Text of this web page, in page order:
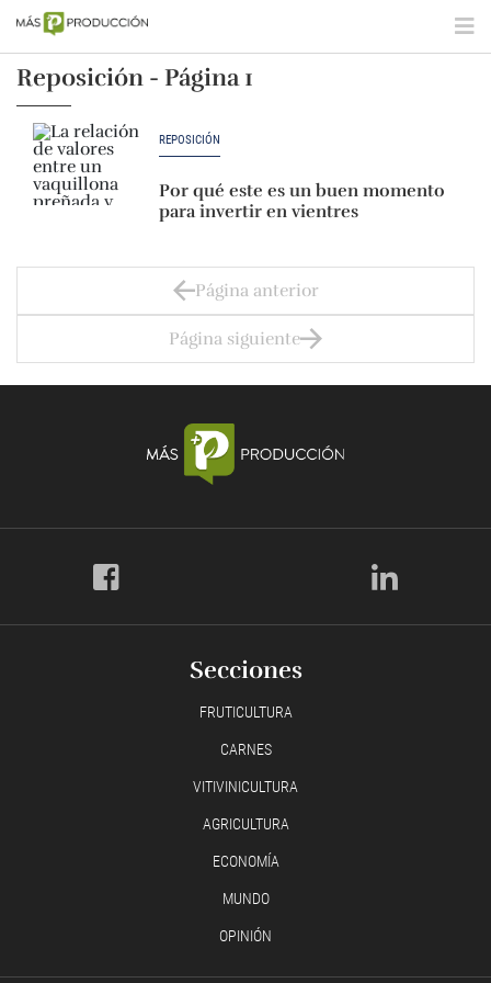
Reposición - Página 1
REPOSICIÓN
Por qué este es un buen momento
para invertir en vientres
Página anterior
Página siguiente
Secciones
FRUTICULTURA
CARNES
VITIVINICULTURA
AGRICULTURA
ECONOMÍA
MUNDO
OPINIÓN